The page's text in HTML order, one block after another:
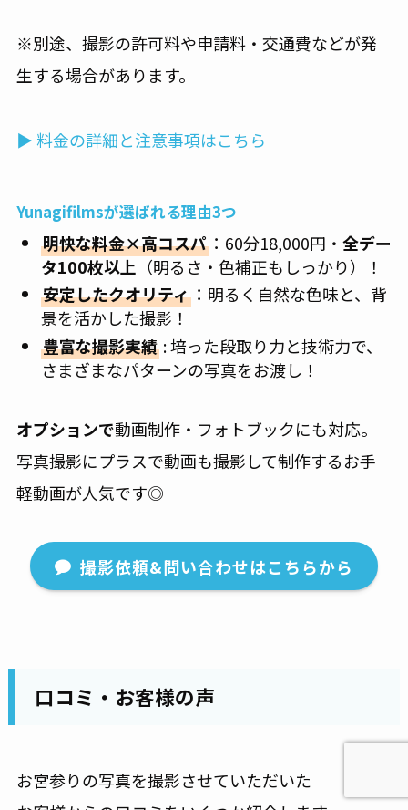
※別途、撮影の許可料や申請料・交通費などが発
生する場合があります。
▶ 料金の詳細と注意事項はこちら
Yunagifilmsが選ばれる理由3つ
明快な料金×高コスパ：60分18,000円・ 全デー
タ100枚以上 （明るさ・色補正もしっかり）！
安定したクオリティ：明るく自然な色味と、背
景を活かした撮影！
豊富な撮影実績: 培った段取り力と技術力で、
さまざまなパターンの写真をお渡し！
オプションで動画制作・フォトブックにも対応。
写真撮影にプラスで動画も撮影して制作するお手
軽動画が人気です◎
撮影依頼&問い合わせはこちらから
口コミ・お客様の声
お宮参りの写真を撮影させていただいた